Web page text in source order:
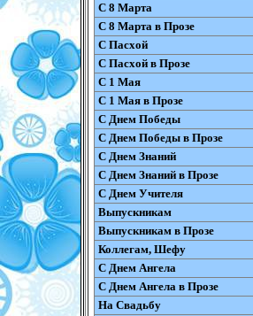
С 8 Марта
С 8 Марта в Прозе
С Пасхой
С Пасхой в Прозе
С 1 Мая
С 1 Мая в Прозе
С Днем Победы
С Днем Победы в Прозе
С Днем Знаний
С Днем Знаний в Прозе
С Днем Учителя
Выпускникам
Выпускникам в Прозе
Коллегам, Шефу
С Днем Ангела
С Днем Ангела в Прозе
На Свадьбу